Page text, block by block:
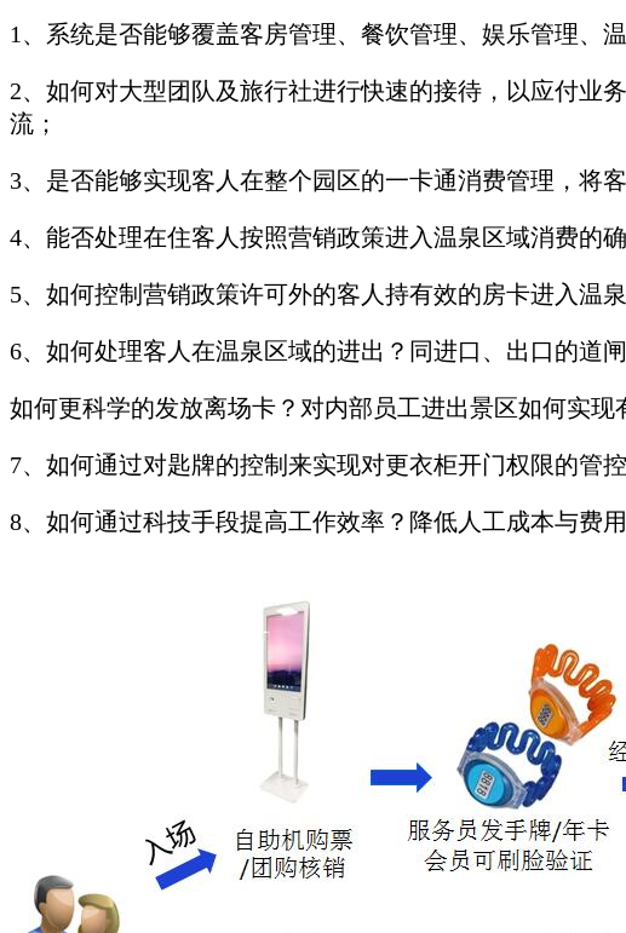
1、系统是否能够覆盖客房管理、餐饮管理、娱乐管理、
2、如何对大型团队及旅行社进行快速的接待，以应付业
流；
3、是否能够实现客人在整个园区的一卡通消费管理，将
4、能否处理在住客人按照营销政策进入温泉区域消费的
5、如何控制营销政策许可外的客人持有效的房卡进入温
6、如何处理客人在温泉区域的进出？同进口、出口的道
如何更科学的发放离场卡？对内部员工进出景区如何实现
7、如何通过对匙牌的控制来实现对更衣柜开门权限的管
8、如何通过科技手段提高工作效率？降低人工成本与费